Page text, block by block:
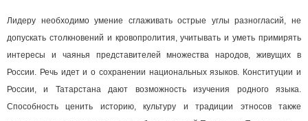
Лидеру необходимо умение сглаживать острые углы разногласий, не
допускать столкновений и кровопролития, учитывать и уметь примирять
интересы и чаянья представителей множества народов, живущих в
России. Речь идет и о сохранении национальных языков. Конституции и
России, и Татарстана дают возможность изучения родного языка.
Способность ценить историю, культуру и традиции этносов также